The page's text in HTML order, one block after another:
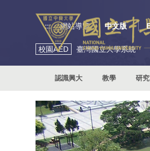
::: 網站導覽 中文版
校園AED 臺灣國立大學系統
認識興大 教學 研究